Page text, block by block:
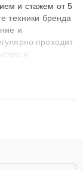
и стажем от 5
техники бренда
и
проходит
и
решают